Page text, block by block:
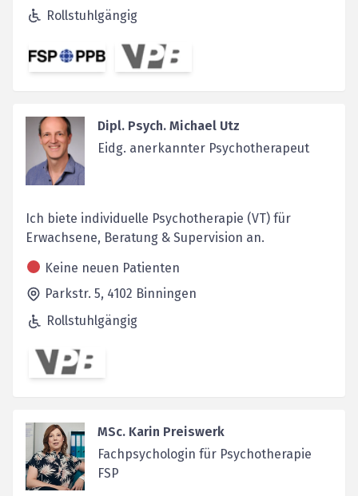
Rollstuhlgängig
Dipl. Psych. Michael Utz
Eidg. anerkannter Psychotherapeut
Ich biete individuelle Psychotherapie (VT) für
Erwachsene, Beratung & Supervision an.
Keine neuen Patienten
Parkstr. 5, 4102 Binningen
Rollstuhlgängig
MSc. Karin Preiswerk
Fachpsychologin für Psychotherapie
FSP